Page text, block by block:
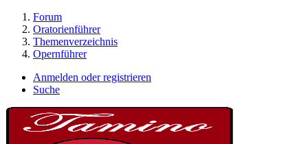
Forum
Oratorienführer
Themenverzeichnis
Opernführer
Anmelden oder registrieren
Suche